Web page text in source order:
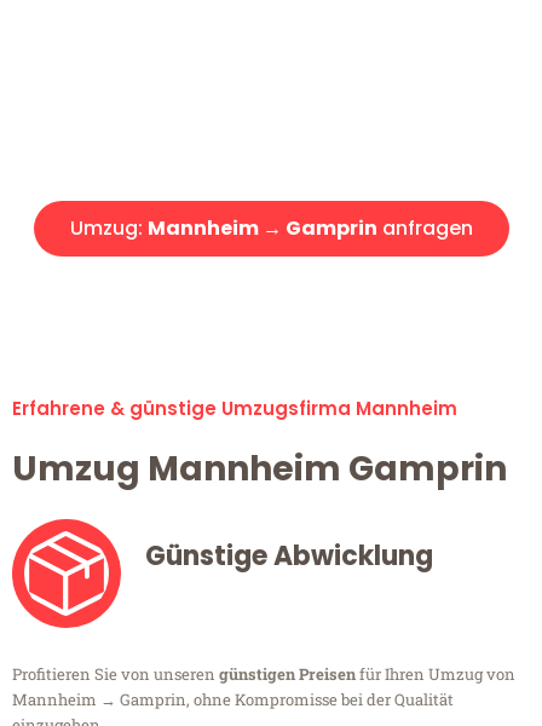
Umzug: Mannheim → Gamprin anfragen
Erfahrene & günstige Umzugsfirma Mannheim
Umzug Mannheim Gamprin
Günstige Abwicklung
Profitieren Sie von unseren günstigen Preisenfür Ihren Umzug von
Mannheim → Gamprin, ohne Kompromisse bei der Qualität